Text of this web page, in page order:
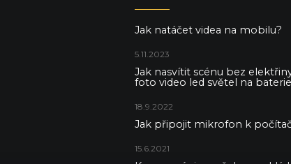
Jak natáčet videa na mobilu?
5.11.2023
Jak nasvítit scénu bez
foto video led světel na
18.9.2022
Jak připojit mikrofon k
15.6.2021